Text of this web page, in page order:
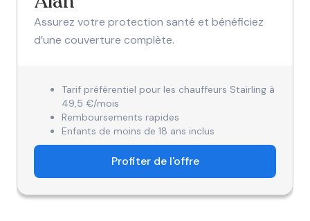
Assurez votre protection santé et bénéficiez
d’une couverture complète.
Tarif préférentiel pour les chauffeurs Stairling à
49,5 €/mois
Remboursements rapides
Enfants de moins de 18 ans inclus
Profiter de l'offre